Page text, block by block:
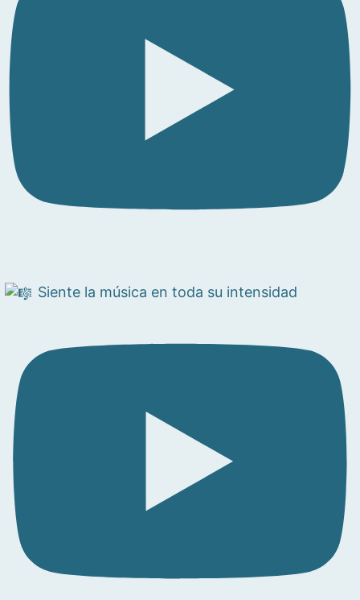
Siente la música en toda su intensidad